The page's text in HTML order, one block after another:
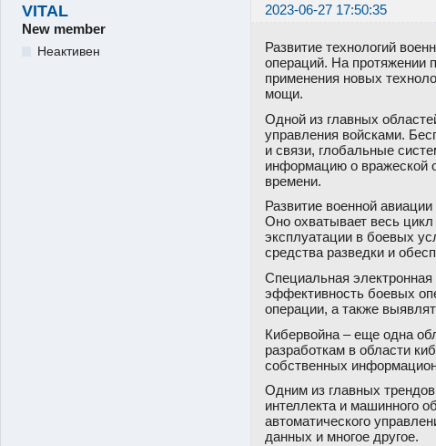
VITAL
2023-06-27 17:50:35
New member
Неактивен
Развитие технологий
операций. На протяжении
применения новых
мощи.
Одной из главных
управления войсками.
и связи, глобальные
информацию о вражеской
времени.
Развитие военной
Оно охватывает весь
эксплуатации в боевых
средства разведки и
Специальная
эффективность боевых
операции, а также
Кибервойна – еще одна
разработкам в области
собственных
Одним из главных трендов
интеллекта и машинного
автоматического
данных и многое другое.